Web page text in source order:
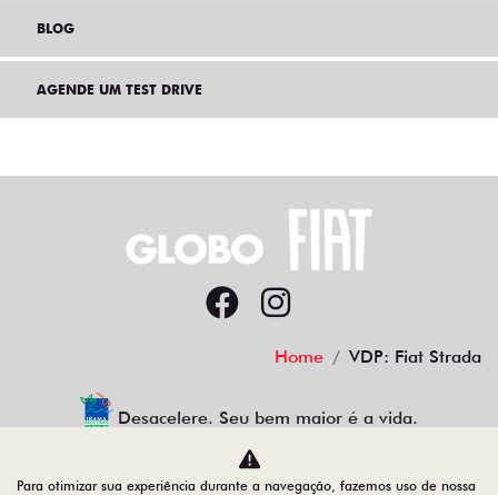
BLOG
AGENDE UM TEST DRIVE
Home VDP: Fiat Strada
Desacelere. Seu bem maior é a vida.
Para otimizar sua experiência durante a navegação, fazemos uso de nossa